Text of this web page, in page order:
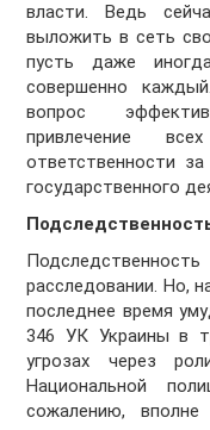
власти. Ведь
выложить в сеть
пусть даже
совершенно
вопрос
привлечение
ответственности
государственного
расследовании. Но,
последнее время
346 УК Украины в
угрозах через
Национальной
сожалению,